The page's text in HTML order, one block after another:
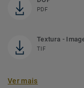
PDF
Textura -
TIF
Ver mais